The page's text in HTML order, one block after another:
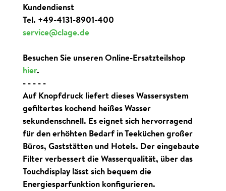
Kundendienst
Tel. +49-4131-8901-400
service@clage.de
Besuchen Sie unseren Online-Ersatzteilshop
hier.
- - - - -
Auf Knopfdruck liefert dieses Wassersystem
gefilter­tes kochend heißes Wasser
sekundenschnell. Es eignet sich hervorragend
für den erhöhten Bedarf in Teeküchen großer
Büros, Gaststätten und Hotels. Der eingebaute
Filter verbessert die Wasser­qualität, über das
Touchdisplay lässt sich bequem die
Energiesparfunktion konfigurieren.